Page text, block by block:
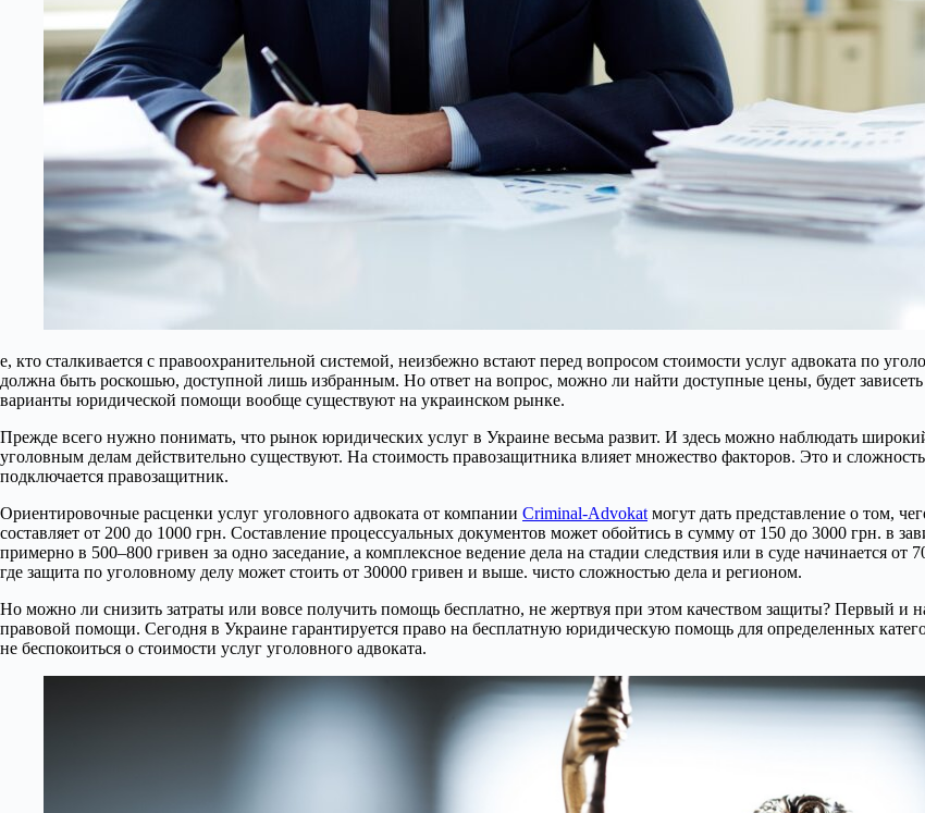
е, кто сталкивается с правоохранительной системой, неизбежно встают перед вопросом стоимости услуг адвоката по
должна быть роскошью, доступной лишь избранным. Но ответ на вопрос, можно ли найти доступные цены, будет
варианты юридической помощи вообще существуют на украинском рынке.
Прежде всего нужно понимать, что рынок юридических услуг в Украине весьма развит. И здесь можно наблюдать
уголовным делам действительно существуют. На стоимость правозащитника влияет множество факторов. Это и
подключается правозащитник.
Ориентировочные расценки услуг уголовного адвоката от компании Criminal-Advokat могут дать представление о том,
составляет от 200 до 1000 грн. Составление процессуальных документов может обойтись в сумму от 150 до 3000 грн. в
примерно в 500–800 гривен за одно заседание, а комплексное ведение дела на стадии следствия или в суде начинается
где защита по уголовному делу может стоить от 30000 гривен и выше. чисто сложностью дела и регионом.
Но можно ли снизить затраты или вовсе получить помощь бесплатно, не жертвуя при этом качеством защиты? Первый и
правовой помощи. Сегодня в Украине гарантируется право на бесплатную юридическую помощь для определенных
не беспокоиться о стоимости услуг уголовного адвоката.